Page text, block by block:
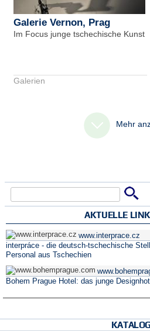
Galerie Vernon, Prag
Im Focus junge tschechische Kunst
Galerien
Mehr
Suchformular
AKTUELLE
www.interprace.cz
interpráce - die deutsch-tschechische
Personal aus Tschechien
Bohem Prague Hotel: das junge
KATALOG